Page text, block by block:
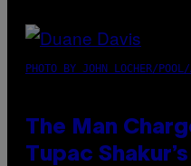
PHOTO BY JOHN LOCHER/
The Man
Tupac